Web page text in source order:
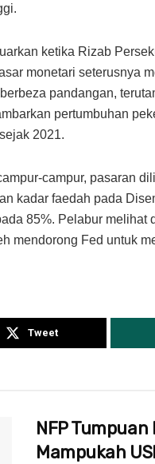
ketika Rizab
monetari seterusnya
pandangan,
pertumbuhan
2021.
campur, pasaran
kadar faedah pada
85%. Pelabur melihat
mendorong Fed untuk
Tweet
NFP
Mampukah